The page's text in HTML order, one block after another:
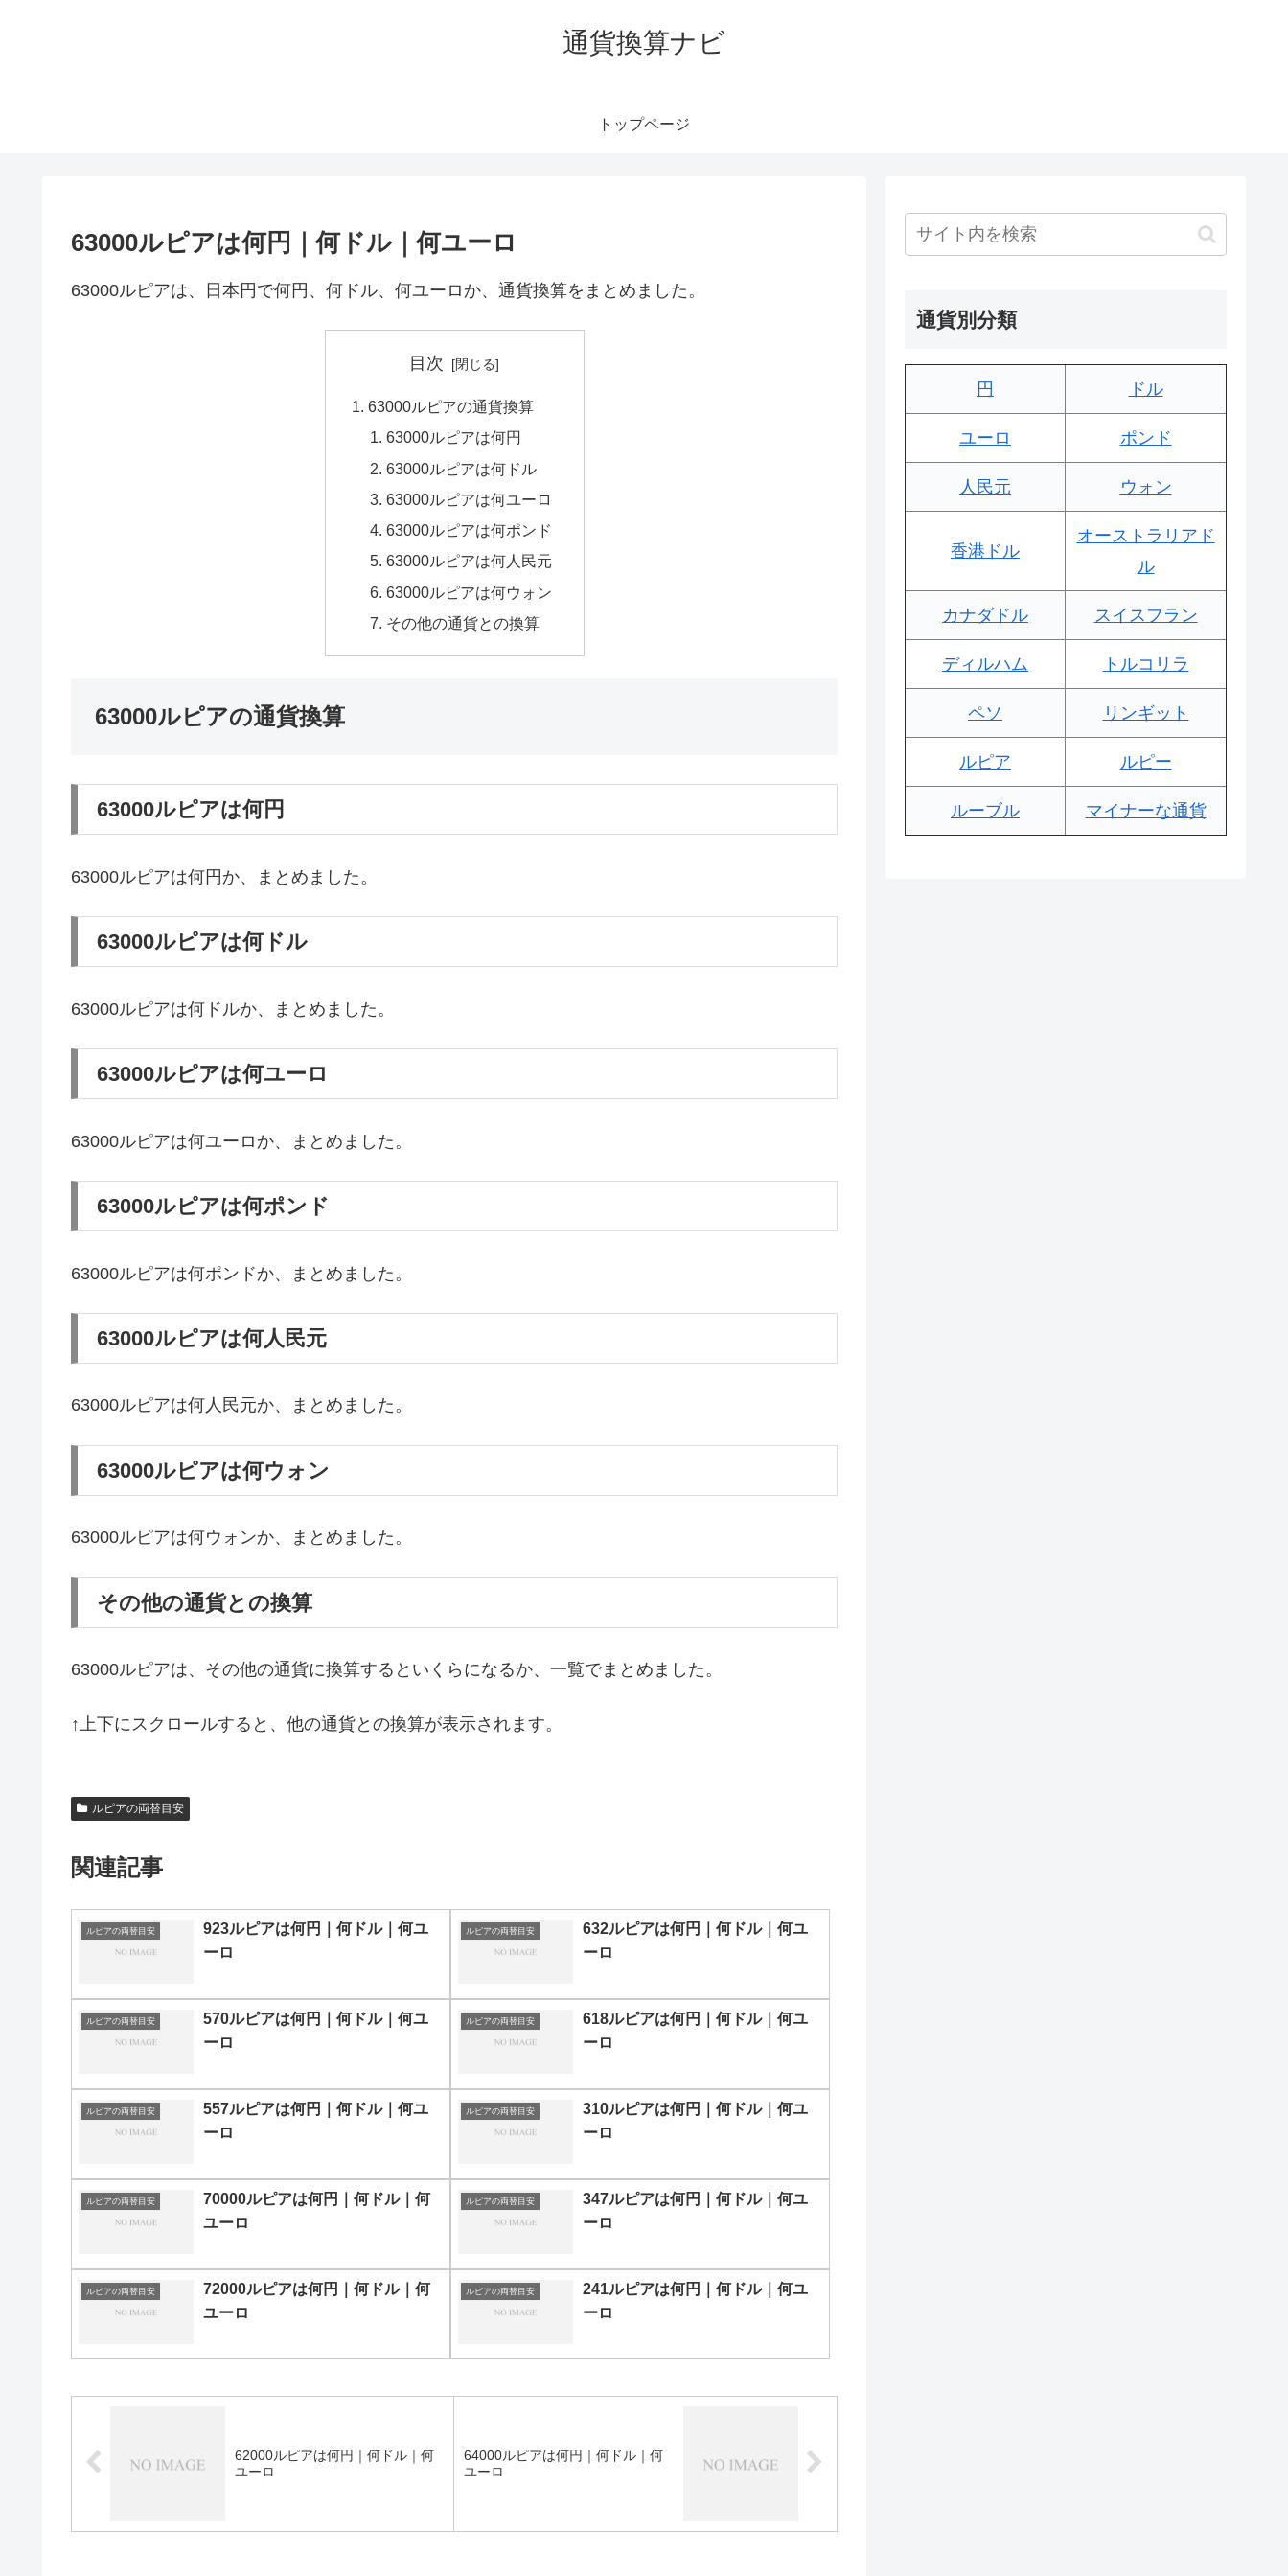
通貨換算ナビ
トップページ
63000ルピアは何円｜何ドル｜何ユーロ
63000ルピアは、日本円で何円、何ドル、何ユーロか、通貨換算をまとめました。
目次
63000ルピアの通貨換算
63000ルピアは何円
63000ルピアは何ドル
63000ルピアは何ユーロ
63000ルピアは何ポンド
63000ルピアは何人民元
63000ルピアは何ウォン
その他の通貨との換算
63000ルピアの通貨換算
63000ルピアは何円
63000ルピアは何円か、まとめました。
63000ルピアは何ドル
63000ルピアは何ドルか、まとめました。
63000ルピアは何ユーロ
63000ルピアは何ユーロか、まとめました。
63000ルピアは何ポンド
63000ルピアは何ポンドか、まとめました。
63000ルピアは何人民元
63000ルピアは何人民元か、まとめました。
63000ルピアは何ウォン
63000ルピアは何ウォンか、まとめました。
その他の通貨との換算
63000ルピアは、その他の通貨に換算するといくらになるか、一覧でまとめました。
↑上下にスクロールすると、他の通貨との換算が表示されます。
ルピアの両替目安
関連記事
ルピアの両替目安
923ルピアは何円｜何ドル｜何ユ
ーロ
ルピアの両替目安
632ルピアは何円｜何ドル｜何ユ
ーロ
ルピアの両替目安
570ルピアは何円｜何ドル｜何ユ
ーロ
ルピアの両替目安
618ルピアは何円｜何ドル｜何ユ
ーロ
ルピアの両替目安
557ルピアは何円｜何ドル｜何ユ
ーロ
ルピアの両替目安
310ルピアは何円｜何ドル｜何ユ
ーロ
ルピアの両替目安
70000ルピアは何円｜何ドル｜何
ユーロ
ルピアの両替目安
347ルピアは何円｜何ドル｜何ユ
ーロ
ルピアの両替目安
72000ルピアは何円｜何ドル｜何
ユーロ
ルピアの両替目安
241ルピアは何円｜何ドル｜何ユ
ーロ
62000ルピアは何円｜何ドル｜何
ユーロ
64000ルピアは何円｜何ドル｜何
ユーロ
通貨別分類
円 ドル
ユーロ ポンド
人民元 ウォン
香港ドル
オーストラリアド
ル
カナダドル スイスフラン
ディルハム トルコリラ
ペソ リンギット
ルピア ルピー
ルーブル マイナーな通貨